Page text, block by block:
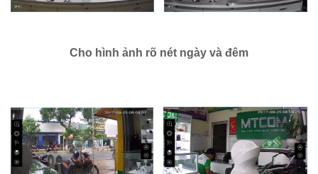
Cho hình ảnh rõ nét ngày và đêm